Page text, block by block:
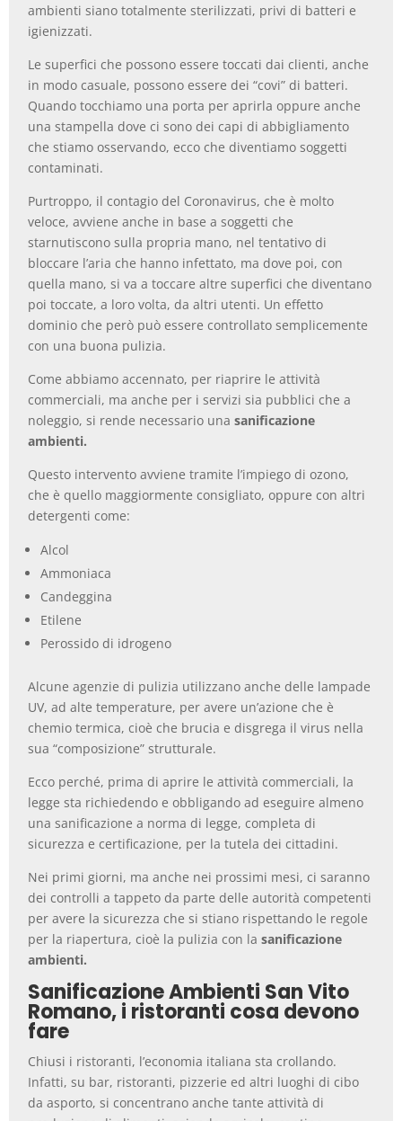
ambienti siano totalmente sterilizzati, privi di batteri e
igienizzati.
Le superfici che possono essere toccati dai clienti, anche
in modo casuale, possono essere dei “covi” di batteri.
Quando tocchiamo una porta per aprirla oppure anche
una stampella dove ci sono dei capi di abbigliamento
che stiamo osservando, ecco che diventiamo soggetti
contaminati.
Purtroppo, il contagio del Coronavirus, che è molto
veloce, avviene anche in base a soggetti che
starnutiscono sulla propria mano, nel tentativo di
bloccare l’aria che hanno infettato, ma dove poi, con
quella mano, si va a toccare altre superfici che diventano
poi toccate, a loro volta, da altri utenti. Un effetto
dominio che però può essere controllato semplicemente
con una buona pulizia.
Come abbiamo accennato, per riaprire le attività
commerciali, ma anche per i servizi sia pubblici che a
noleggio, si rende necessario unasanificazione
ambienti.
Questo intervento avviene tramite l’impiego di ozono,
che è quello maggiormente consigliato, oppure con altri
detergenti come:
Alcol
Ammoniaca
Candeggina
Etilene
Perossido di idrogeno
Alcune agenzie di pulizia utilizzano anche delle lampade
UV, ad alte temperature, per avere un’azione che è
chemio termica, cioè che brucia e disgrega il virus nella
sua “composizione” strutturale.
Ecco perché, prima di aprire le attività commerciali, la
legge sta richiedendo e obbligando ad eseguire almeno
una sanificazione a norma di legge, completa di
sicurezza e certificazione, per la tutela dei cittadini.
Nei primi giorni, ma anche nei prossimi mesi, ci saranno
dei controlli a tappeto da parte delle autorità competenti
per avere la sicurezza che si stiano rispettando le regole
per la riapertura, cioè la pulizia con lasanificazione
ambienti.
Sanificazione Ambienti San Vito
Romano, i ristoranti cosa devono
fare
Chiusi i ristoranti, l’economia italiana sta crollando.
Infatti, su bar, ristoranti, pizzerie ed altri luoghi di cibo
da asporto, si concentrano anche tante attività di